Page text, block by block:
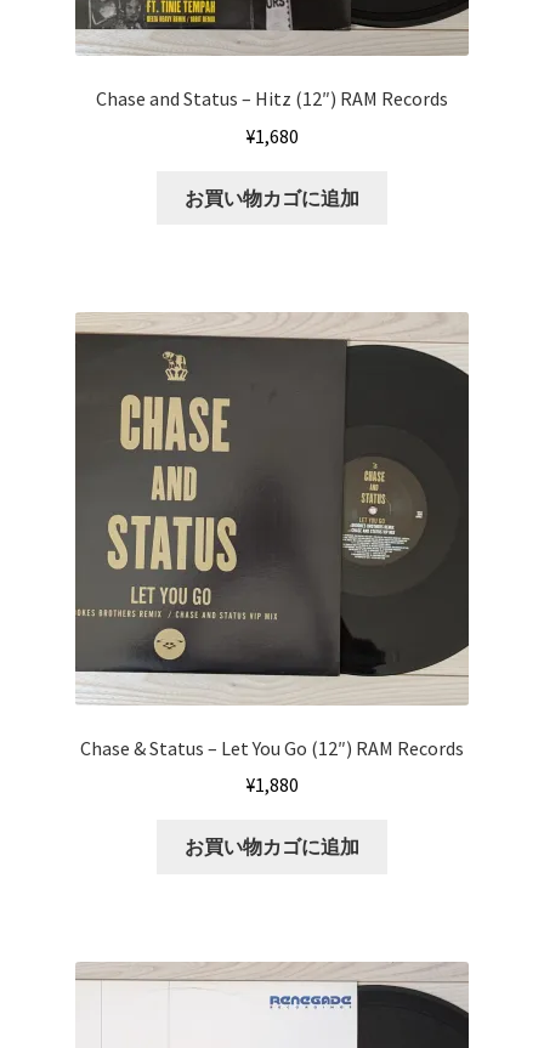
Chase and Status ‎– Hitz (12″) RAM Records
¥1,680
お買い物カゴに追加
Chase & Status ‎– Let You Go (12″) RAM Records
¥1,880
お買い物カゴに追加